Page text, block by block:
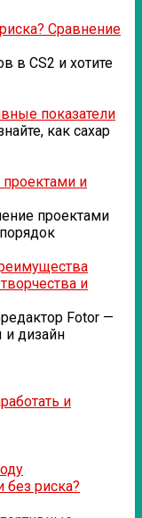
Сравнение
в CS2 и хотите
показатели
как сахар
и
проектами
и
Fotor —
и дизайн
и
без риска?